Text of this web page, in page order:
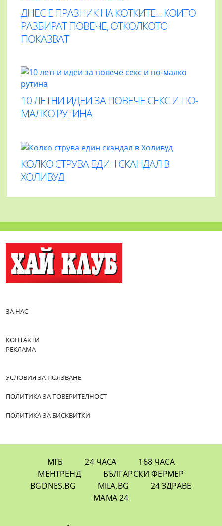
ДНЕС Е ПРАЗНИК НА КОТКИТЕ... КОИТО
РАЗБИРАТ ПОВЕЧЕ, ОТКОЛКОТО
ПОКАЗВАТ
10 ЛЕТНИ ИДЕИ ЗА ПОВЕЧЕ СЕКС И ПО-
МАЛКО РУТИНА
КОЛКО СТРУВА ЕДИН СКАНДАЛ В
ХОЛИВУД
ЗА НАС
КОНТАКТИ
РЕКЛАМА
УСЛОВИЯ ЗА ПОЛЗВАНЕ
ПОЛИТИКА ЗА ПОВЕРИТЕЛНОСТ
ПОЛИТИКА ЗА БИСКВИТКИ
МГБ 24 ЧАСА
168 ЧАСА
МЕНТРЕНД
БЪЛГАРСКИ ФЕРМЕР
BGDNES.BG
MILA.BG
24 ЗДРАВЕ
МАМА 24